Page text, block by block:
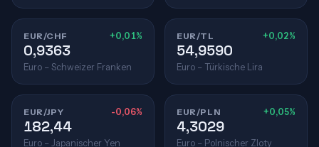
EUR/CHF +0,01%
0,9363
Euro – Schweizer Franken
EUR/TL +0,02%
54,9590
Euro – Türkische Lira
EUR/JPY -0,06%
182,44
Euro – Japanischer Yen
EUR/PLN +0,05%
4,3029
Euro – Polnischer Zloty